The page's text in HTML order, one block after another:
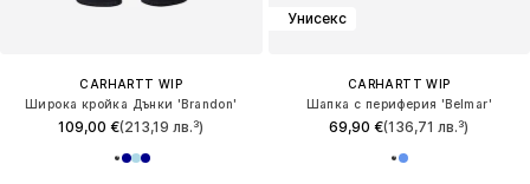
CARHARTT WIP
Широка кройка Дънки 'Brandon'
109,00 €(213,19 лв.³)
Унисекс
CARHARTT WIP
Шапка с периферия 'Belmar'
69,90 €(136,71 лв.³)